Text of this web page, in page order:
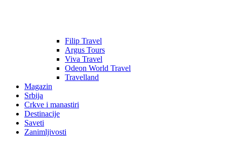
Filip Travel
Argus Tours
Viva Travel
Odeon World Travel
Travelland
Magazin
Srbija
Crkve i manastiri
Destinacije
Saveti
Zanimljivosti